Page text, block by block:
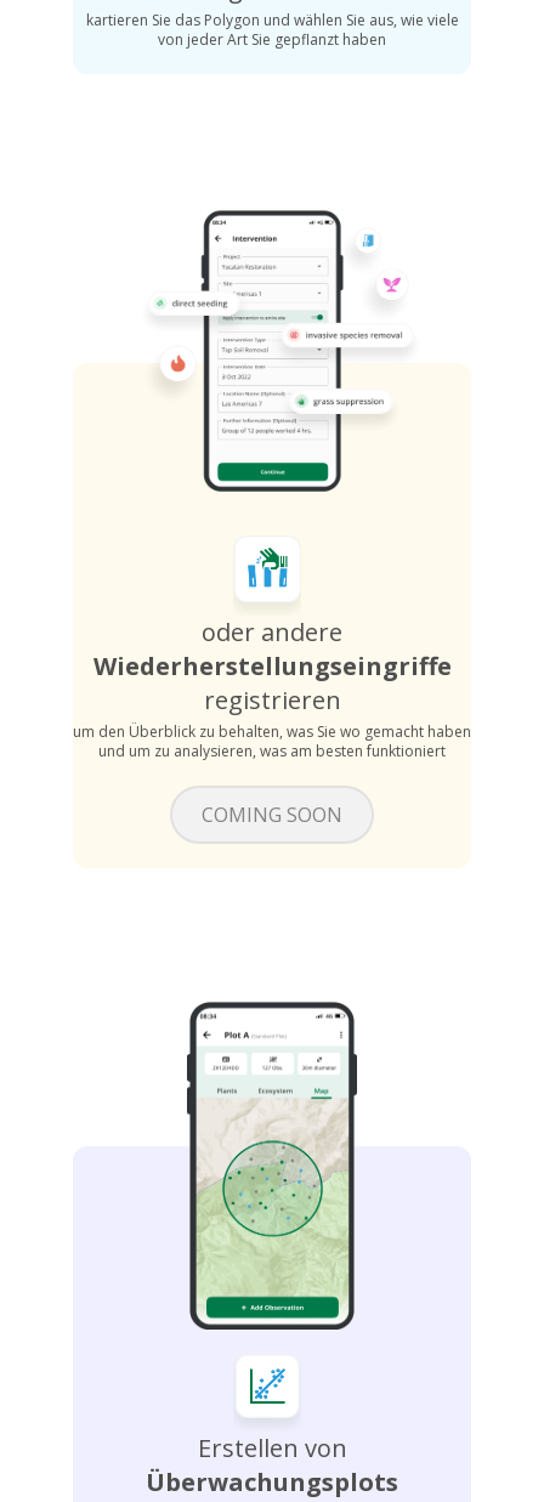
kartieren Sie das Polygon und wählen Sie aus, wie viele
von jeder Art Sie gepflanzt haben
oder andere
Wiederherstellungseingriffe
registrieren
um den Überblick zu behalten, was Sie wo gemacht haben
und um zu analysieren, was am besten funktioniert
COMING SOON
Erstellen von
Überwachungsplots